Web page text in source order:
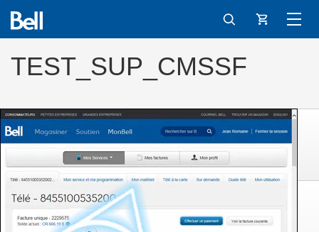
Panier
TEST_SUP_CMSSF
Ouvrez un navigateur Web.
Tapezbell.ca/dans la barre